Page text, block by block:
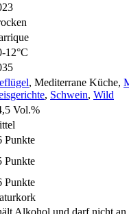
12°C
, Mediterrane Küche,
, Schwein, Wild
Vol.%
Punkte
Punkte
Punkte
Alkohol und darf nicht an